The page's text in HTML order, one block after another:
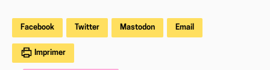
Facebook Twitter Mastodon Email
Imprimer